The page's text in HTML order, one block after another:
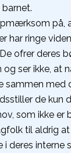
på,
har ringe
ofrer deres
og ser ikke, at
sammen med
de kun
som ikke er
til aldrig
i deres interne